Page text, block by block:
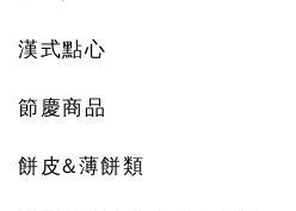
漢式點心
節慶商品
餅皮&薄餅類